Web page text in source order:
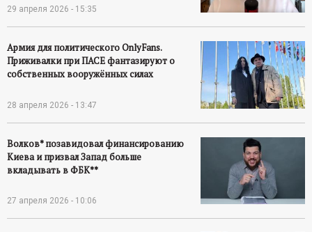
29 апреля 2026 - 15:35
Армия для политического OnlyFans.
Приживалки при ПАСЕ фантазируют о
собственных вооружённых силах
28 апреля 2026 - 13:47
Волков* позавидовал финансированию
Киева и призвал Запад больше
вкладывать в ФБК**
27 апреля 2026 - 10:06